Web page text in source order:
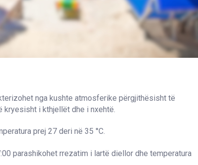
nga kushte atmosferike përgjithësisht të
i kthjellët dhe i nxehtë.
prej 27 deri në 35 °C.
parashikohet rrezatim i lartë diellor dhe temperatura